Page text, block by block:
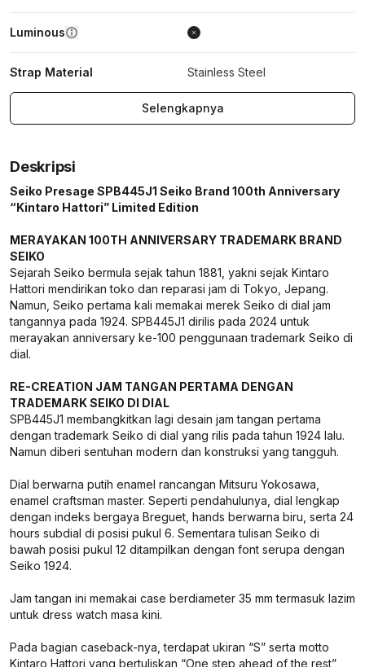
Luminous
Strap Material Stainless Steel
Selengkapnya
Deskripsi
Seiko Presage SPB445J1 Seiko Brand 100th Anniversary
“Kintaro Hattori” Limited Edition
MERAYAKAN 100TH ANNIVERSARY TRADEMARK BRAND
SEIKO
Sejarah Seiko bermula sejak tahun 1881, yakni sejak Kintaro
Hattori mendirikan toko dan reparasi jam di Tokyo, Jepang.
Namun, Seiko pertama kali memakai merek Seiko di dial jam
tangannya pada 1924. SPB445J1 dirilis pada 2024 untuk
merayakan anniversary ke-100 penggunaan trademark Seiko di
dial.
RE-CREATION JAM TANGAN PERTAMA DENGAN
TRADEMARK SEIKO DI DIAL
SPB445J1 membangkitkan lagi desain jam tangan pertama
dengan trademark Seiko di dial yang rilis pada tahun 1924 lalu.
Namun diberi sentuhan modern dan konstruksi yang tangguh.
Dial berwarna putih enamel rancangan Mitsuru Yokosawa,
enamel craftsman master. Seperti pendahulunya, dial lengkap
dengan indeks bergaya Breguet, hands berwarna biru, serta 24
hours subdial di posisi pukul 6. Sementara tulisan Seiko di
bawah posisi pukul 12 ditampilkan dengan font serupa dengan
Seiko 1924.
Jam tangan ini memakai case berdiameter 35 mm termasuk lazim
untuk dress watch masa kini.
Pada bagian caseback-nya, terdapat ukiran “S” serta motto
Kintaro Hattori yang bertuliskan “One step ahead of the rest”